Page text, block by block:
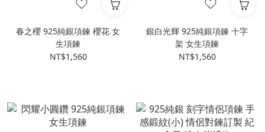
春之櫻 925純銀項鍊 櫻花 女
生項鍊
NT$1,560
銀白光輝 925純銀項鍊 十字
架 女生項鍊
NT$1,560